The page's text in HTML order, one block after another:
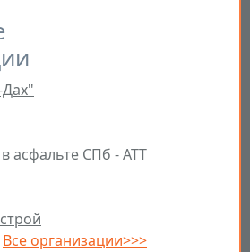
асфальте СПб - ATT
Все организации>>>